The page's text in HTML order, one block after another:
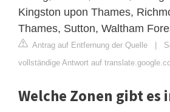
Kingston upon Thames,
Thames, Sutton, Waltham
Antrag auf Entfernung der Quelle
vollständige Antwort auf
Welche Zonen gibt es